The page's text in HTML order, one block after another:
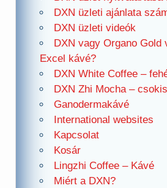
DXN üzleti ajánlata
DXN üzleti videók
DXN vagy Organo Gold
Excel kávé?
DXN White Coffee –
DXN Zhi Mocha –
Ganodermakávé
International websites
Kapcsolat
Kosár
Lingzhi Coffee – Kávé
Miért a DXN?